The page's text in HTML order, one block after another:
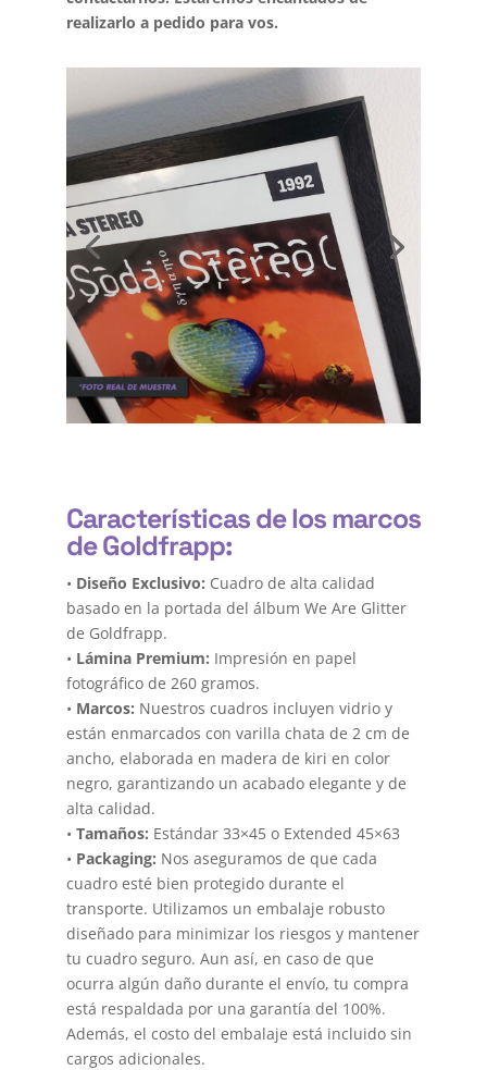
realizarlo a pedido para vos.
Características de los marcos
de Goldfrapp:
• Diseño Exclusivo: Cuadro de alta calidad
basado en la portada del álbum We Are Glitter
de Goldfrapp.
• Lámina Premium: Impresión en papel
fotográfico de 260 gramos.
• Marcos: Nuestros cuadros incluyen vidrio y
están enmarcados con varilla chata de 2 cm de
ancho, elaborada en madera de kiri en color
negro, garantizando un acabado elegante y de
alta calidad.
• Tamaños: Estándar 33×45 o Extended 45×63
• Packaging: Nos aseguramos de que cada
cuadro esté bien protegido durante el
transporte. Utilizamos un embalaje robusto
diseñado para minimizar los riesgos y mantener
tu cuadro seguro. Aun así, en caso de que
ocurra algún daño durante el envío, tu compra
está respaldada por una garantía del 100%.
Además, el costo del embalaje está incluido sin
cargos adicionales.